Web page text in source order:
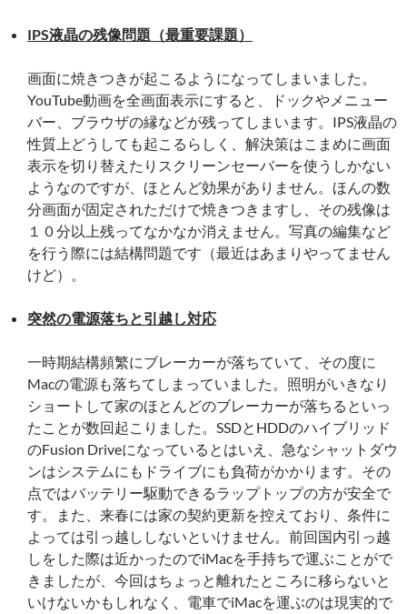
IPS液晶の残像問題（最重要課題）
画面に焼きつきが起こるようになってしまいました。
YouTube動画を全画面表示にすると、ドックやメニュー
バー、ブラウザの縁などが残ってしまいます。IPS液晶の
性質上どうしても起こるらしく、解決策はこまめに画面
表示を切り替えたりスクリーンセーバーを使うしかない
ようなのですが、ほとんど効果がありません。ほんの数
分画面が固定されただけで焼きつきますし、その残像は
１０分以上残ってなかなか消えません。写真の編集など
を行う際には結構問題です（最近はあまりやってません
けど）。
突然の電源落ちと引越し対応
一時期結構頻繁にブレーカーが落ちていて、その度に
Macの電源も落ちてしまっていました。照明がいきなり
ショートして家のほとんどのブレーカーが落ちるといっ
たことが数回起こりました。SSDとHDDのハイブリッド
のFusion Driveになっているとはいえ、急なシャットダウ
ンはシステムにもドライブにも負荷がかかります。その
点ではバッテリー駆動できるラップトップの方が安全で
す。また、来春には家の契約更新を控えており、条件に
よっては引っ越ししないといけません。前回国内引っ越
しをした際は近かったのでiMacを手持ちで運ぶことがで
きましたが、今回はちょっと離れたところに移らないと
いけないかもしれなく、電車でiMacを運ぶのは現実的で